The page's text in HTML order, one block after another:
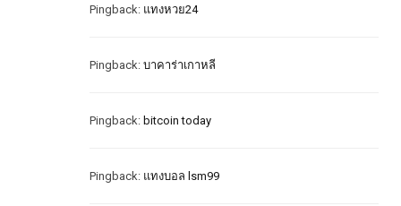
Pingback: แทงหวย24
Pingback: บาคาร่าเกาหลี
Pingback: bitcoin today
Pingback: แทงบอล lsm99